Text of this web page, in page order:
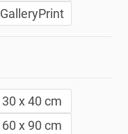
GalleryPrint
30 x 40 cm
60 x 90 cm